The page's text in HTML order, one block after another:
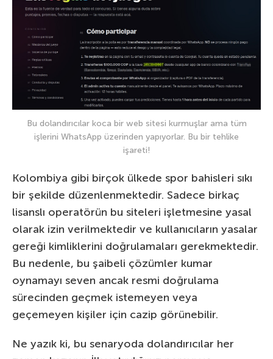
Bu dolandırıcılar koca bir web sitesi kurmuşlar ama tüm
işlerini WhatsApp üzerinden yapıyorlar. Bu bir tehlike
işareti!
Kolombiya gibi birçok ülkede spor bahisleri sıkı
bir şekilde düzenlenmektedir. Sadece birkaç
lisanslı operatörün bu siteleri işletmesine yasal
olarak izin verilmektedir ve kullanıcıların yasalar
gereği kimliklerini doğrulamaları gerekmektedir.
Bu nedenle, bu şaibeli çözümler kumar
oynamayı seven ancak resmi doğrulama
sürecinden geçmek istemeyen veya
geçemeyen kişiler için cazip görünebilir.
Ne yazık ki, bu senaryoda dolandırıcılar her